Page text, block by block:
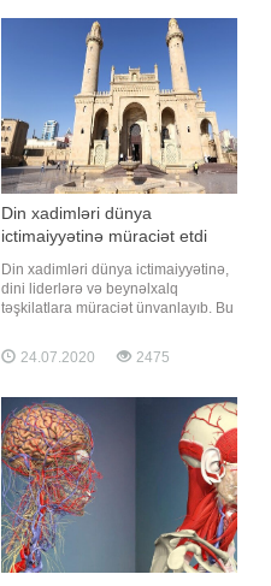
BİG.AZ takprosto.cc saytına
istinadən bir müddət Türkiyə və
Azərbaycanda yaşaya
Din xadimləri dünya
ictimaiyyətinə müraciət etdi
Din xadimləri dünya ictimaiyyətinə,
dini liderlərə və beynəlxalq
təşkilatlara müraciət ünvanlayıb. Bu
İdarəsi məlumat verib. Müraciət
mətnində deyilir:. "Biz -
dini konfessiyaların rəhbərləri
iyulun 12-də Ermənistan Silahlı
Qüvvələrini
24.07.2020 2475